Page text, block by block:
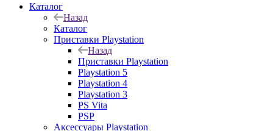
Каталог
Назад
Каталог
Приставки Playstation
Назад
Приставки Playstation
Playstation 5
Playstation 4
Playstation 3
PS Vita
PSP
Аксессуары Playstation